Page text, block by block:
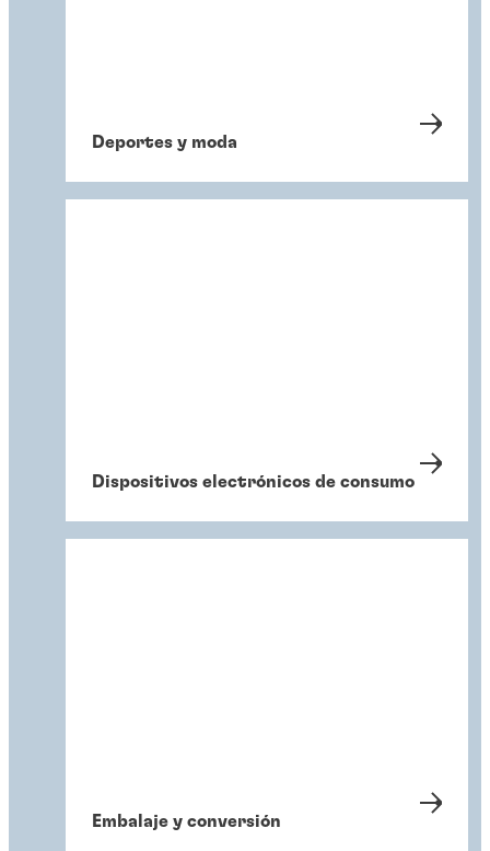
Deportes y moda
Dispositivos electrónicos de consumo
Embalaje y conversión